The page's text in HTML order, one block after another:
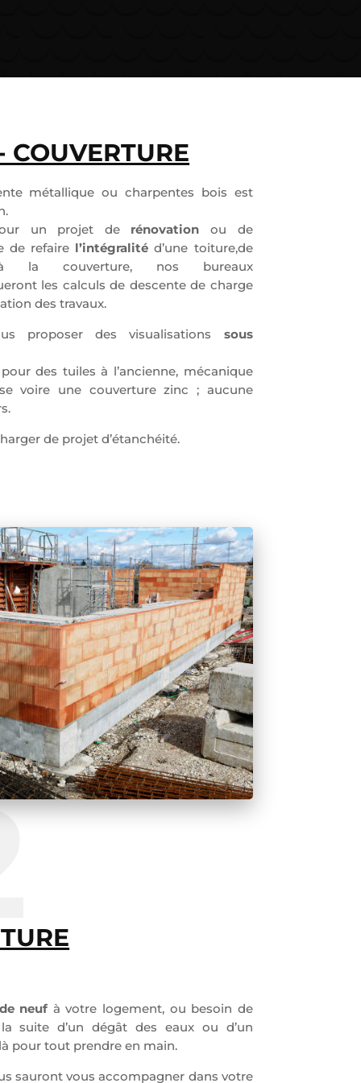
COUVERTURE
métallique ou charpentes bois est
un projet de rénovation ou de
de refaire l’intégralité d’une toiture,de
la couverture, nos bureaux
les calculs de descente de charge
des travaux.
proposer des visualisations sous
des tuiles à l’ancienne, mécanique
voire une couverture zinc ; aucune
de projet d’étanchéité.
neuf à votre logement, ou besoin de
suite d’un dégât des eaux ou d’un
pour tout prendre en main.
sauront vous accompagner dans votre